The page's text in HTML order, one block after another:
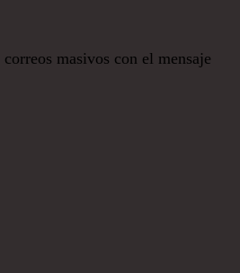
masivos con el mensaje